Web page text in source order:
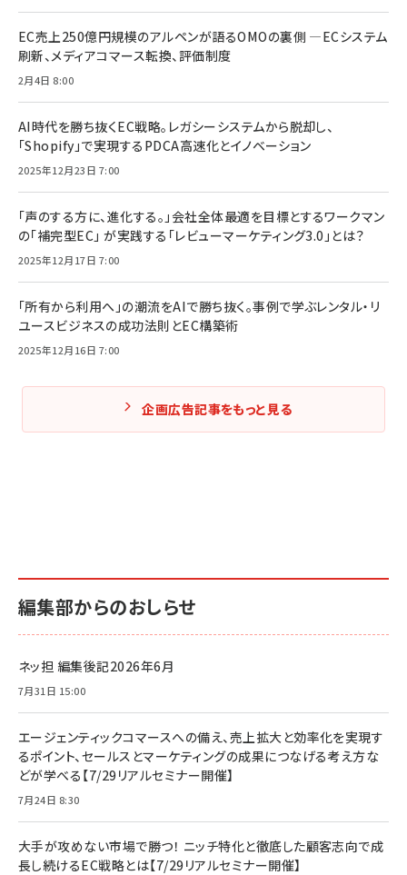
EC売上250億円規模のアルペンが語るOMOの裏側 ―ECシステム
刷新、メディアコマース転換、評価制度
2月4日 8:00
AI時代を勝ち抜くEC戦略。レガシーシステムから脱却し、
「Shopify」で実現するPDCA高速化とイノベーション
2025年12月23日 7:00
「声のする方に、進化する。」会社全体最適を目標とするワークマン
の「補完型EC」 が実践する「レビューマーケティング3.0」とは？
2025年12月17日 7:00
「所有から利用へ」の潮流をAIで勝ち抜く。事例で学ぶレンタル・リ
ユースビジネスの成功法則とEC構築術
2025年12月16日 7:00
企画広告記事をもっと見る
編集部からのおしらせ
ネッ担 編集後記2026年6月
7月31日 15:00
エージェンティックコマースへの備え、売上拡大と効率化を実現す
るポイント、セールスとマーケティングの成果につなげる考え方な
どが学べる【7/29リアルセミナー開催】
7月24日 8:30
大手が攻めない市場で勝つ！ ニッチ特化と徹底した顧客志向で成
長し続けるEC戦略とは【7/29リアルセミナー開催】